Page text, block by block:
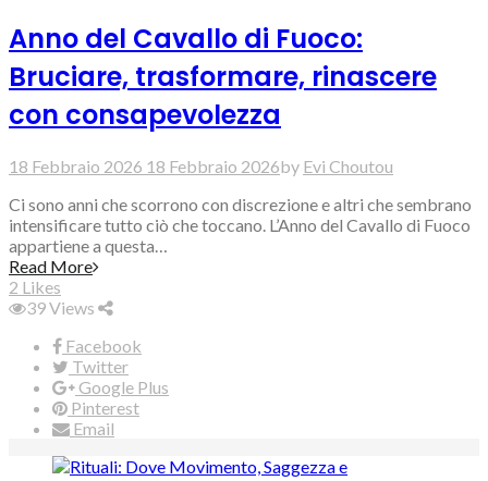
Anno del Cavallo di Fuoco:
Bruciare, trasformare, rinascere
con consapevolezza
18 Febbraio 2026 18 Febbraio 2026by Evi Choutou
Ci sono anni che scorrono con discrezione e altri che sembrano
intensificare tutto ciò che toccano. L’Anno del Cavallo di Fuoco
appartiene a questa…
Read More
2 Likes
39Views
Facebook
Twitter
Google Plus
Pinterest
Email